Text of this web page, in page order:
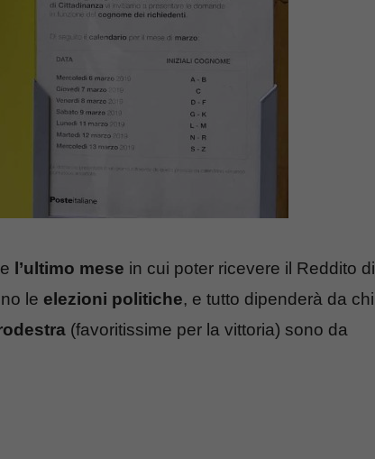
l’ultimo mese in cui poter ricevere il Reddito di
le elezioni politiche, e tutto dipenderà da chi
(favoritissime per la vittoria) sono da